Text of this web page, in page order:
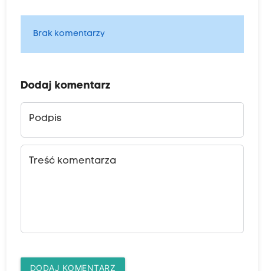
Brak komentarzy
Dodaj komentarz
Podpis
Treść komentarza
DODAJ KOMENTARZ